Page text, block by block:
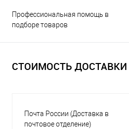
Профессиональная помощь в
подборе товаров
СТОИМОСТЬ ДОСТАВКИ
Почта России (Доставка в
почтовое отделение)